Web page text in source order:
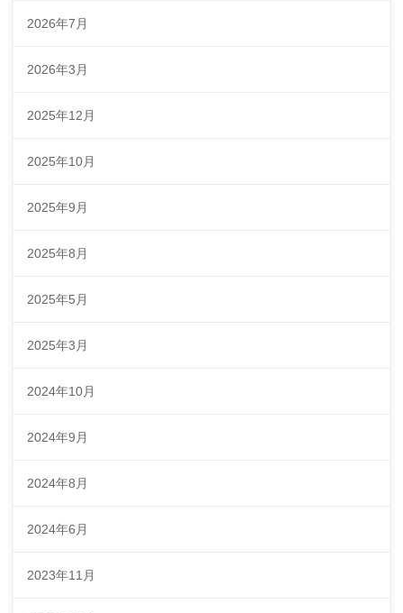
2026年7月
2026年3月
2025年12月
2025年10月
2025年9月
2025年8月
2025年5月
2025年3月
2024年10月
2024年9月
2024年8月
2024年6月
2023年11月